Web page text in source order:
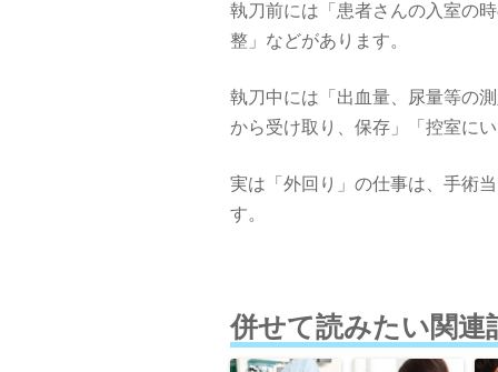
執刀前には「患者さんの入室の
整」などがあります。
執刀中には「出血量、尿量等の
から受け取り、保存」「控室に
実は「外回り」の仕事は、手術
す。
併せて読みたい関連